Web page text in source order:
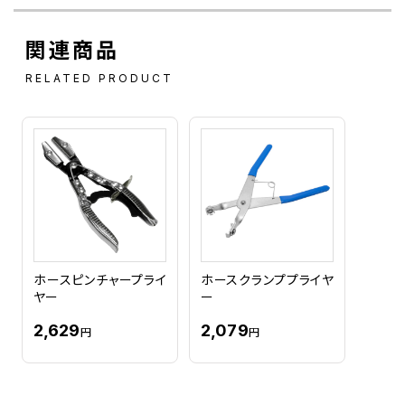
関連商品
RELATED PRODUCT
ホースピンチャープライ
ヤー
2,629円
ホースクランププライヤ
ー
2,079円